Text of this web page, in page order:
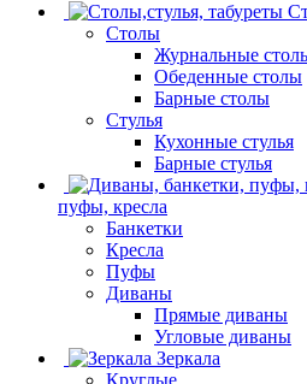
Столы
Журнальные
Обеденные столы
Барные столы
Стулья
Кухонные стулья
Барные стулья
пуфы, кресла
Банкетки
Кресла
Пуфы
Диваны
Прямые диваны
Угловые диваны
Зеркала
Круглые